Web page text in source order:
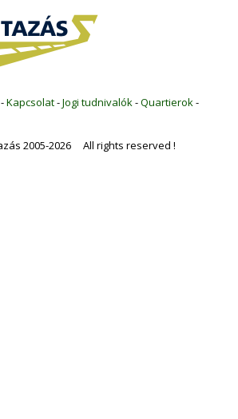
-Kapcsolat-Jogi tudnivalók -Quartierok -
2005-2026 All rights reserved !